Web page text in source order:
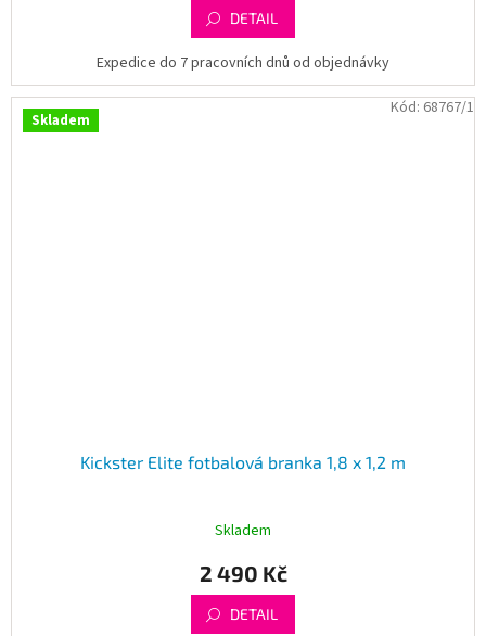
DETAIL
Expedice do 7 pracovních dnů od objednávky
Skladem
Kickster Elite fotbalová branka 1,8 x 1,2 m
Skladem
2 490 Kč
DETAIL
Kód: 68767/1